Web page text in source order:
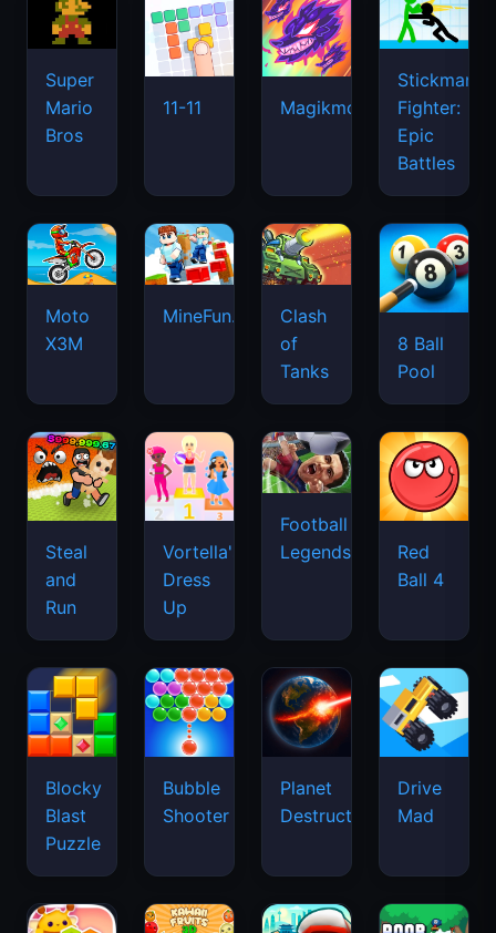
Super
Mario
Bros
11-11 Magikmon
Stickman
Fighter:
Epic
Battles
Moto
X3M
MineFun.io
Clash
of
Tanks
8 Ball
Pool
Steal
and
Run
Vortella's
Dress
Up
Football
Legends
Red
Ball 4
Blocky
Blast
Puzzle
Bubble
Shooter
Planet
Destruction
Drive
Mad